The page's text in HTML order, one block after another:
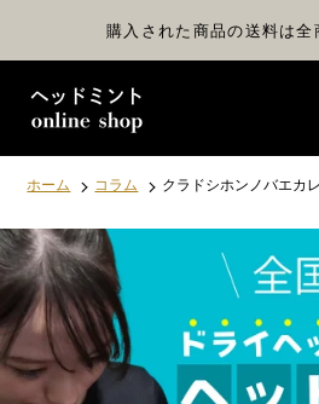
ン
ッ
購入された商品の送料は全
ホーム コラム クラドシホンノバエカ